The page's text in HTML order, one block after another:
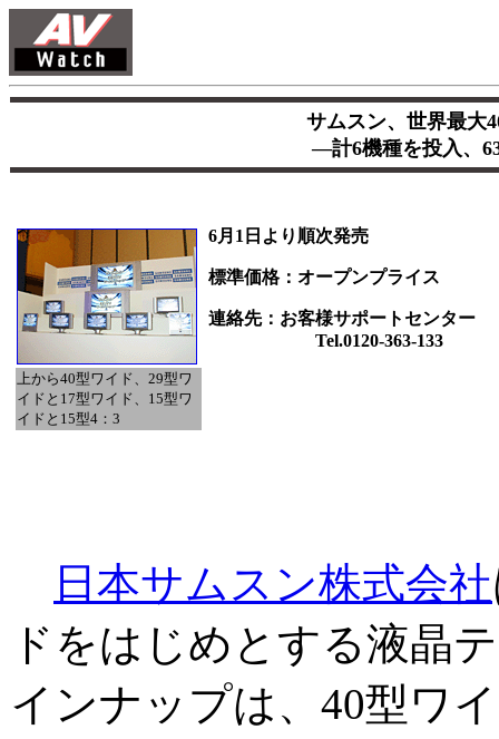
サムスン、世界最大
―計6機種を投入、
上から40型ワイド、29型ワ
イドと17型ワイド、15型ワ
イドと15型4：3
6月1日より順次発売
標準価格：オープンプライス
連絡先：お客様サポートセンター
Tel.0120-363-133
日本サムスン株式会社
ドをはじめとする液晶
インナップは、40型ワ